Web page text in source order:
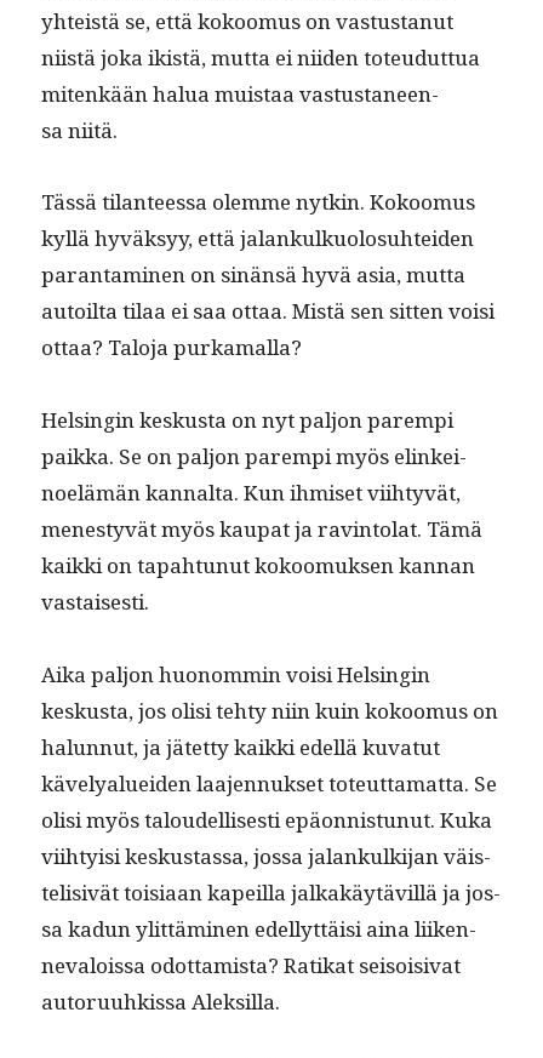
yhteistä se, että kokoomus on vas­tus­tanut
niistä joka ikistä, mut­ta ei niiden toteudut­tua
mitenkään halua muis­taa vas­tus­ta­neen­
sa niitä.
Tässä tilanteessa olemme nytkin. Kokoomus
kyl­lä hyväksyy, että jalankulkuolo­suhtei­den
paran­t­a­mi­nen on sinän­sä hyvä asia, mut­ta
autoil­ta tilaa ei saa ottaa. Mis­tä sen sit­ten voisi
ottaa? Talo­ja purkamalla?
Helsin­gin keskus­ta on nyt paljon parem­pi
paik­ka. Se on paljon parem­pi myös elinkei­
noelämän kannal­ta. Kun ihmiset viihtyvät,
men­estyvät myös kau­pat ja rav­in­to­lat. Tämä
kaik­ki on tapah­tunut kokoomuk­sen kan­nan
vastaisesti.
Aika paljon huonom­min voisi Helsin­gin
keskus­ta, jos olisi tehty niin kuin kokoomus on
halun­nut, ja jätet­ty kaik­ki edel­lä kuvatut
kävelyaluei­den laa­jen­nuk­set toteut­ta­mat­ta. Se
olisi myös taloudel­lis­es­ti epäon­nis­tunut. Kuka
viihty­isi keskus­tas­sa, jos­sa jalankulk­i­jan väis­
telisivät toisi­aan kapeil­la jalka­käytävil­lä ja jos­
sa kadun ylit­tämi­nen edel­lyt­täisi aina liiken­
neval­ois­sa odot­tamista? Ratikat seisoisi­vat
autoru­uhkissa Aleksilla.